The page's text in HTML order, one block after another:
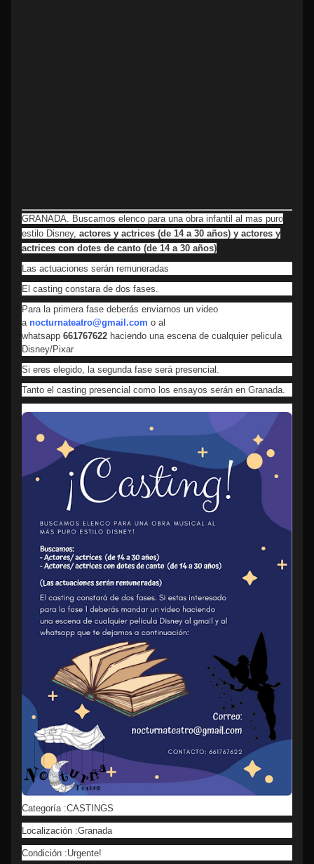
GRANADA. Buscamos elenco para una obra infantil al mas puro
estilo Disney, actores y actrices (de 14 a 30 años) y actores y
actrices con dotes de canto (de 14 a 30 años)
Las actuaciones serán remuneradas
El casting constara de dos fases.
Para la primera fase deberás enviarnos un video
a nocturnateatro@gmail.com o al
whatsapp 661767622 haciendo una escena de cualquier pelicula
Disney/Pixar
Si eres elegido, la segunda fase será presencial.
Tanto el casting presencial como los ensayos serán en Granada.
Categoría :CASTINGS
Localización :Granada
Condición :Urgente!